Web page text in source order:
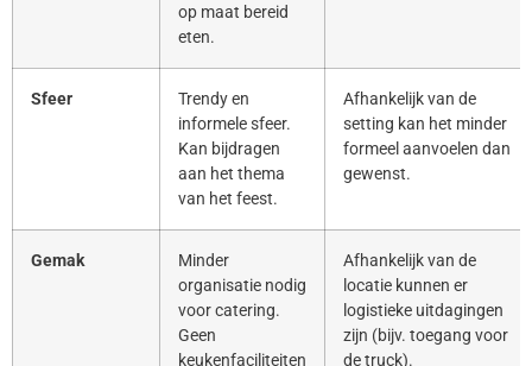
op maat bereid
eten.
Sfeer
Trendy en
informele sfeer.
Kan bijdragen
aan het thema
van het feest.
Afhankelijk van de
setting kan het minder
formeel aanvoelen dan
gewenst.
Gemak
Minder
organisatie nodig
voor catering.
Geen
keukenfaciliteiten
Afhankelijk van de
locatie kunnen er
logistieke uitdagingen
zijn (bijv. toegang voor
de truck).